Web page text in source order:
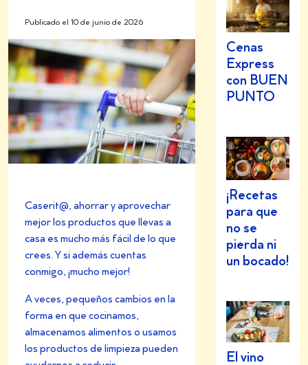
Publicado el 10 de junio de 2026
Caserit@, ahorrar y aprovechar
mejor los productos que llevas a
casa es mucho más fácil de lo que
crees. Y si además cuentas
conmigo, ¡mucho mejor!
A veces, pequeños cambios en la
forma en que cocinamos,
almacenamos alimentos o usamos
los productos de limpieza pueden
Cenas
Express
con BUEN
PUNTO
¡Recetas
para que
no se
pierda ni
un bocado!
El vino